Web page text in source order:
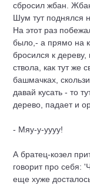
сбросил жбан.
Шум тут поднялся
На этот раз
было,- а прямо на
бросился к
ствола, как тут же
башмачках,
давай кусать - то
дерево, падает и
- Мяу-у-уууу!
А братец-козел
говорит про себя:
еще хуже